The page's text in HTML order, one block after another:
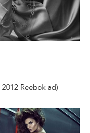
Reebok ad)